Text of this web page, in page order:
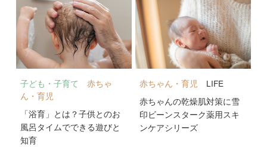
子ども・子育て
赤ちゃ
ん・育児
「浴育」とは？子供とのお
風呂タイムでできる遊びと
知育
赤ちゃん・育児
LIFE
赤ちゃんの乾燥肌対策に雪
印ビーンスターク薬用スキ
ンケアシリーズ